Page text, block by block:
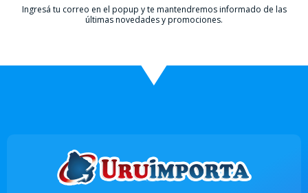
Ingresá tu correo en el popup y te mantendremos informado de las
últimas novedades y promociones.